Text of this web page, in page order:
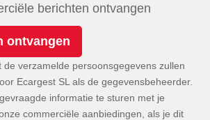
berichten ontvangen
verzamelde persoonsgegevens zullen
Ecargest SL als de gegevensbeheerder.
informatie te sturen met je
commerciële aanbiedingen, als je dit